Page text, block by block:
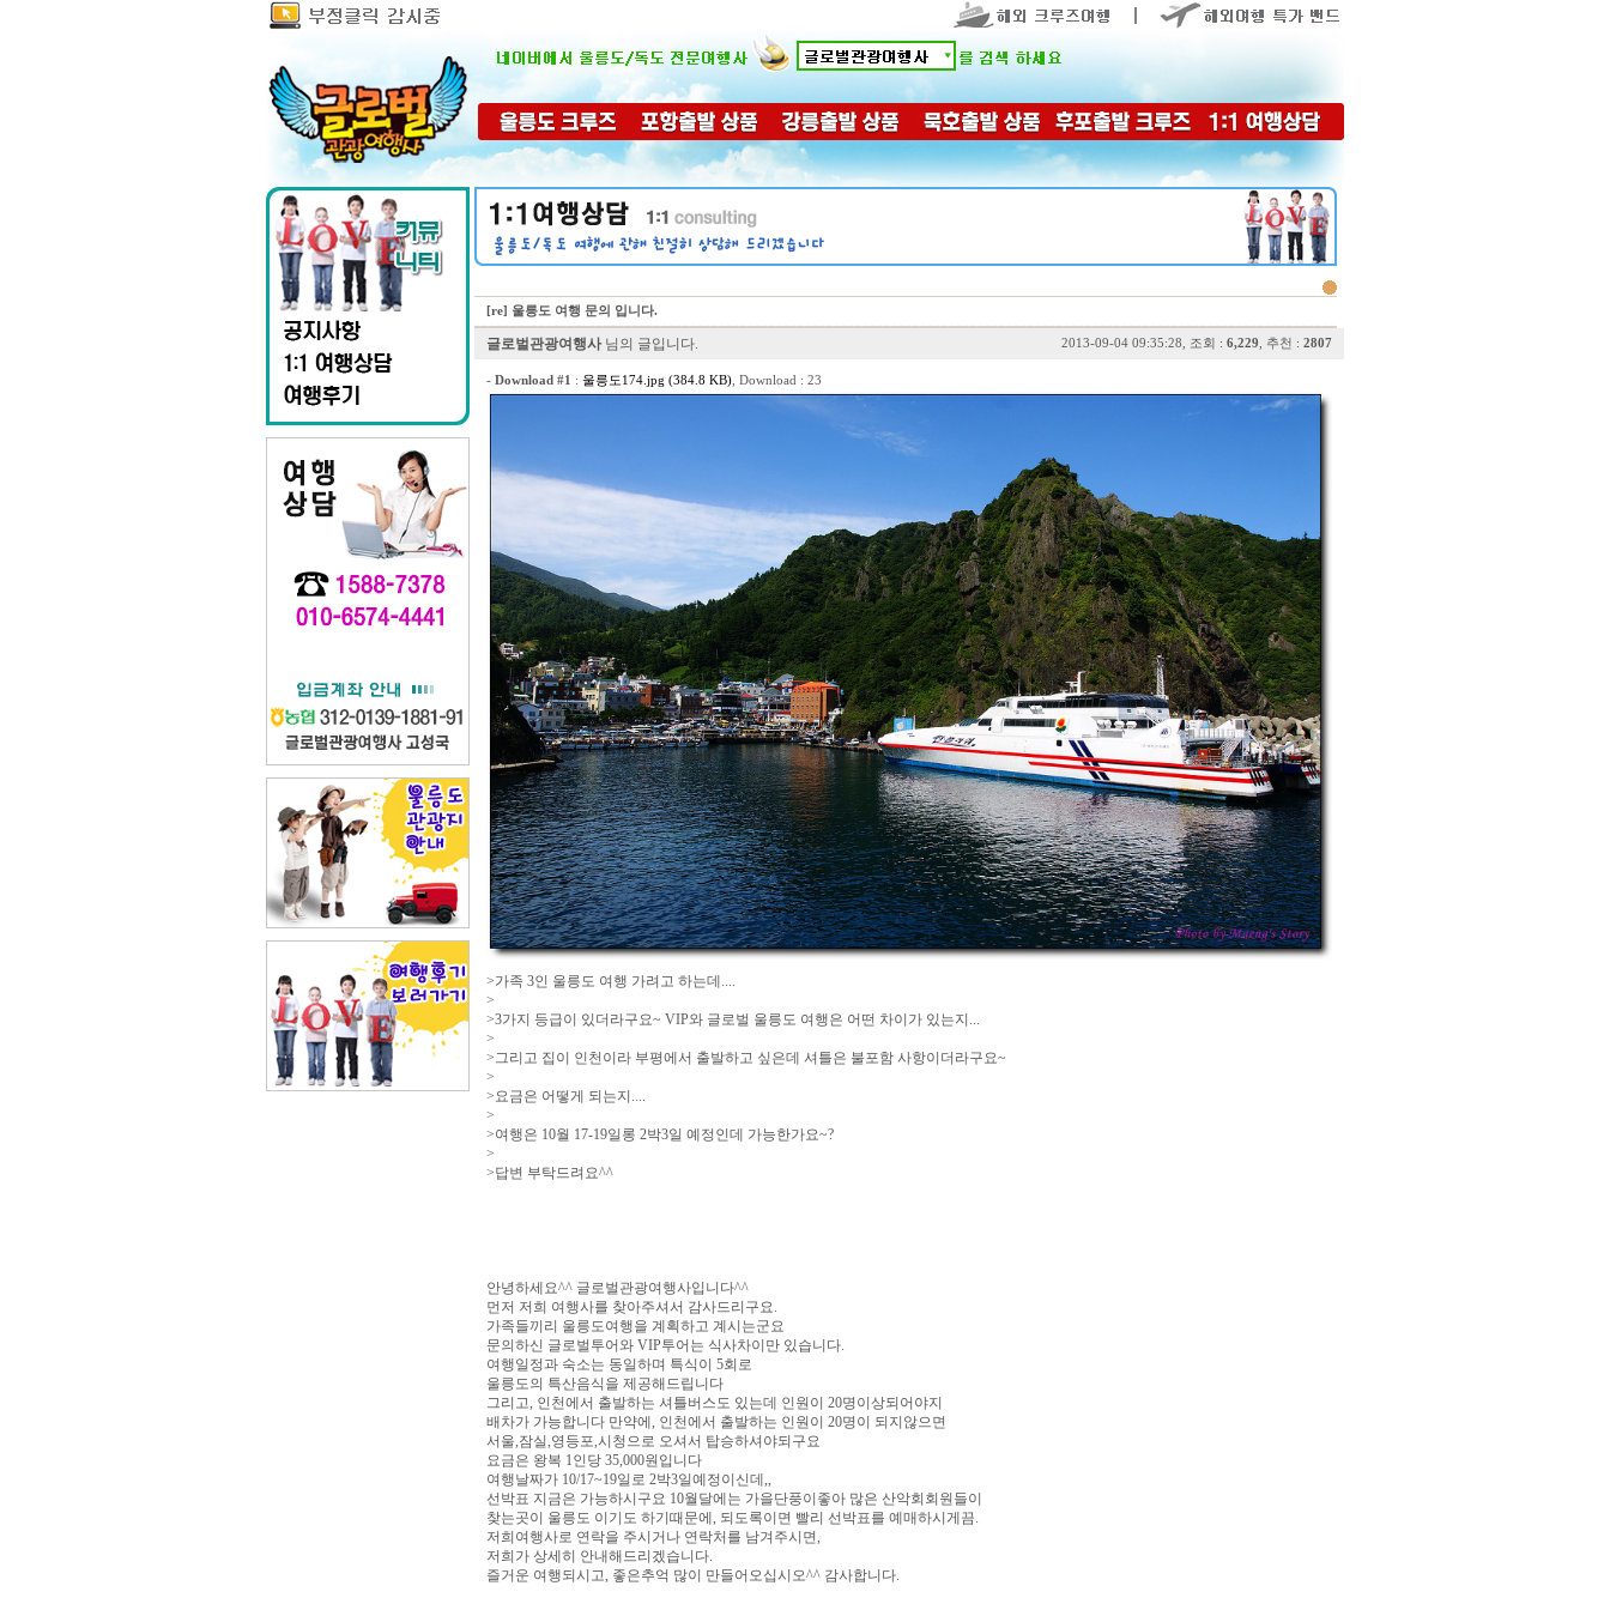
[re] 울릉도 여행 문의 입니다.
글로벌관광여행사님의 글입니다. 2013-09-04 09:35:28, 조회 : 6,229 , 추천 : 2807
- Download #1 : 울릉도174.jpg (384.8 KB) , Download : 23
>가족 3인 울릉도 여행 가려고 하는데....
>
>3가지 등급이 있더라구요~ VIP와 글로벌 울릉도 여행은 어떤 차이가 있는지...
>
>그리고 집이 인천이라 부평에서 출발하고 싶은데 셔틀은 불포함 사항이더라구요~
>
>요금은 어떻게 되는지....
>
>여행은 10월 17-19일롱 2박3일 예정인데 가능한가요~?
>
>답변 부탁드려요^^
안녕하세요^^ 글로벌관광여행사입니다^^
먼저 저희 여행사를 찾아주셔서 감사드리구요.
가족들끼리 울릉도여행을 계획하고 계시는군요
문의하신 글로벌투어와 VIP투어는 식사차이만 있습니다.
여행일정과 숙소는 동일하며 특식이 5회로
울릉도의 특산음식을 제공해드립니다
그리고, 인천에서 출발하는 셔틀버스도 있는데 인원이 20명이상되어야지
배차가 가능합니다 만약에, 인천에서 출발하는 인원이 20명이 되지않으면
서울,잠실,영등포,시청으로 오셔서 탑승하셔야되구요
요금은 왕복 1인당 35,000원입니다
여행날짜가 10/17~19일로 2박3일예정이신데,,
선박표 지금은 가능하시구요 10월달에는 가을단풍이좋아 많은 산악회회원들이
찾는곳이 울릉도 이기도 하기때문에, 되도록이면 빨리 선박표를 예매하시게끔.
저희여행사로 연락을 주시거나 연락처를 남겨주시면,
저희가 상세히 안내해드리겠습니다.
즐거운 여행되시고, 좋은추억 많이 만들어오십시오^^ 감사합니다.